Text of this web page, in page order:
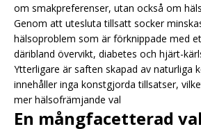
om smakpreferenser, utan också om
Genom att utesluta tillsatt socker
hälsoproblem som är förknippade med
däribland övervikt, diabetes och hjärt-
Ytterligare är saften skapad av naturliga
innehåller inga konstgjorda tillsatser,
mer hälsofrämjande val
En mångfacetterad